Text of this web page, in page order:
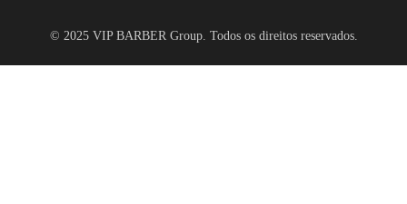
© 2025 VIP BARBER Group. Todos os direitos reservados.